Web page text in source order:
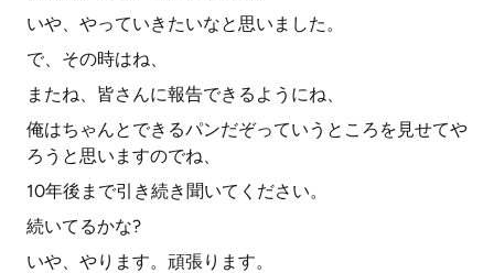
いや、やっていきたいなと思いました。
で、その時はね、
またね、皆さんに報告できるようにね、
俺はちゃんとできるパンだぞっていうところを見せてや
ろうと思いますのでね、
10年後まで引き続き聞いてください。
続いてるかな?
いや、やります。頑張ります。